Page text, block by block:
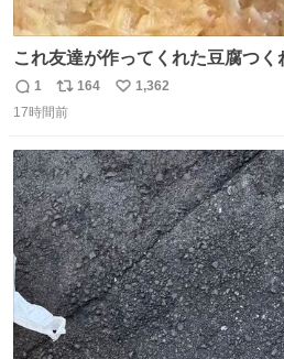
これ友達が作ってくれた豆腐つくねな
まで豆腐って気づかなかった🤣✨
し普通につくねより好きかもしれん🥹🤍 ダイエッ
返
信
1
リ
ポ
ト
数
164
い
数
1,362
17時間前